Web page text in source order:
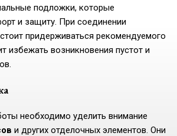
подложки, которые
и защиту. При соединении
придерживаться рекомендуемого
избежать возникновения пустот и
необходимо уделить внимание
и других отделочных элементов. Они